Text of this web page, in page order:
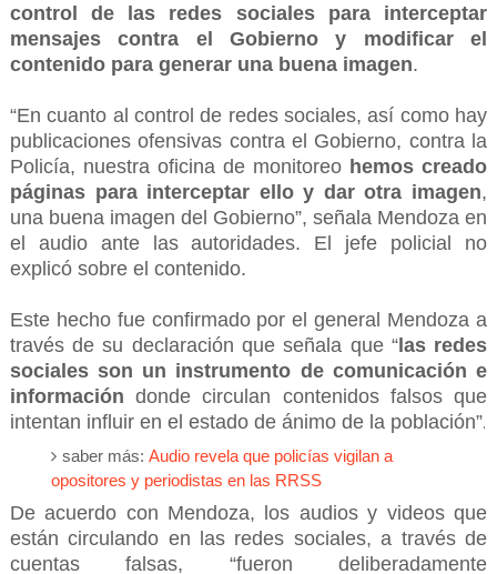
control de las redes sociales para interceptar
mensajes contra el Gobierno y modificar el
contenido para generar una buena imagen.
“En cuanto al control de redes sociales, así como hay
publicaciones ofensivas contra el Gobierno, contra la
Policía, nuestra oficina de monitoreo hemos creado
páginas para interceptar ello y dar otra imagen,
una buena imagen del Gobierno”, señala Mendoza en
el audio ante las autoridades. El jefe policial no
explicó sobre el contenido.
Este hecho fue confirmado por el general Mendoza a
través de su declaración que señala que “las redes
sociales son un instrumento de comunicación e
información donde circulan contenidos falsos que
intentan influir en el estado de ánimo de la población”.
saber más:Audio revela que policías vigilan a
opositores y periodistas en las RRSS
De acuerdo con Mendoza, los audios y videos que
están circulando en las redes sociales, a través de
cuentas falsas, “fueron deliberadamente